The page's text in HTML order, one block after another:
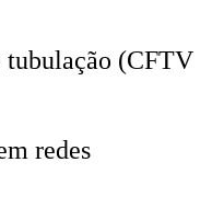
tubulação (CFTV
redes